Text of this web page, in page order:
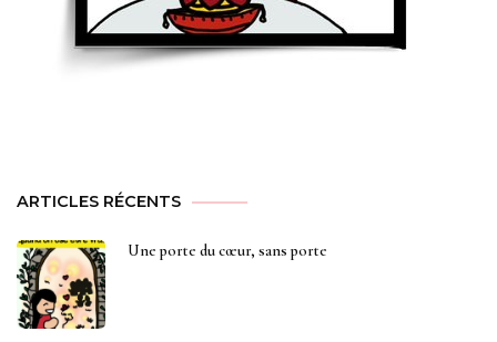
ARTICLES RÉCENTS
Une porte du cœur, sans porte